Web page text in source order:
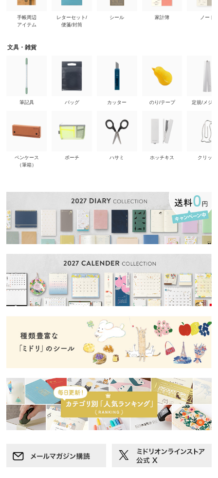
手帳周辺
アイテム
レターセット/
便箋/封筒
シール 家計簿 ノート
文具・雑貨
筆記具
ペンケース
（筆箱）
バッグ
ポーチ
カッター
ハサミ
のり/テープ
ホッチキス
定規/メジ
クリップ